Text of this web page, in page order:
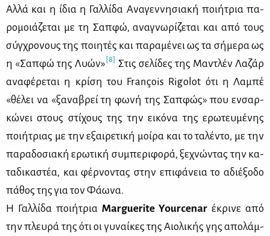
Αλ­λά και η ίδια η Γαλ­λί­δα Ανα­γεν­νη­σια­κή ποι­ή­τρια πα­
ρο­μοιά­ζε­ται με τη Σαπ­φώ, ανα­γνω­ρί­ζε­ται και από τους
σύγ­χρο­νους της ποι­η­τές και πα­ρα­μέ­νει ως τα σή­με­ρα ως
η «Σαπ­φώ της Λυών» [8] Στις σε­λί­δες της Μα­ντλέν Λα­ζάρ
ανα­φέ­ρε­ται η κρί­ση του François Rigolot ότι η Λα­μπέ
«θέ­λει να «ξα­να­βρεί τη φω­νή της Σαπ­φώς» που εν­σαρ­
κώ­νει στους στί­χους της την ει­κό­να της ερω­τευ­μέ­νης
ποι­ή­τριας με την εξαι­ρε­τι­κή μοί­ρα και το τα­λέ­ντο, με την
πα­ρα­δο­σια­κή ερω­τι­κή συ­μπε­ρι­φο­ρά, ξε­χνώ­ντας την κα­
τα­δι­κα­στέα, και φέρ­νο­ντας στην επι­φά­νεια το αδιέ­ξο­δο
πά­θος της για τον Φά­ω­να.
Η Γαλ­λί­δα ποι­ή­τρια MargueriteYourcenar έκρι­νε από
την πλευ­ρά της ότι οι γυ­ναί­κες της Αιο­λι­κής γης απο­λάμ­